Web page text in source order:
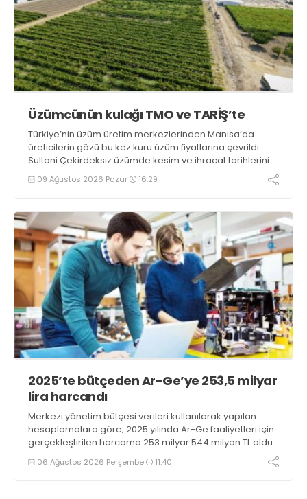
Üzümcünün kulağı TMO ve TARİŞ’te
Türkiye’nin üzüm üretim merkezlerinden Manisa’da
üreticilerin gözü bu kez kuru üzüm fiyatlarına çevrildi.
Sultani Çekirdeksiz üzümde kesim ve ihracat tarihlerinin
açıklanmasının ardından üreticiler, TMO ve TARİŞ’in
açıklayacağı avans ve kuru üzüm fiyatlarını beklemeye
09 Ağustos 2026 Pazar 16:29
2025’te bütçeden Ar-Ge’ye 253,5 milyar
lira harcandı
Merkezi yönetim bütçesi verileri kullanılarak yapılan
hesaplamalara göre; 2025 yılında Ar-Ge faaliyetleri için
gerçekleştirilen harcama 253 milyar 544 milyon TL oldu.
Ar-Ge harcamalarının merkezi yönetim bütçesi
içerisindeki oranı yüzde 1,58 oldu
06 Ağustos 2026 Perşembe 11:40